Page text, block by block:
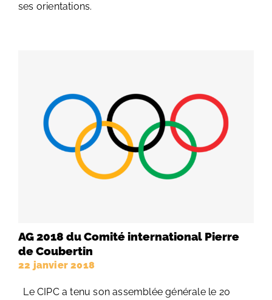
ses orientations.
AG 2018 du Comité international Pierre
de Coubertin
22 janvier 2018
Le CIPC a tenu son assemblée générale le 20